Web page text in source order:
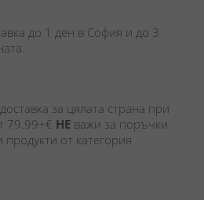
до 1 ден в София и до 3
за цялата страна при
79.99+€ НЕ важи за поръчки
от категория